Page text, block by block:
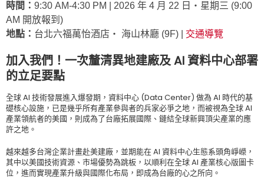
時間： 9:30 AM-4:30 PM | 2026 年 4 月 22 日‧星期三 (9:00
AM 開放報到)
地點： 台北六福萬怡酒店‧ 海山林廳 (9F) | 交通導覽
加入我們！一次釐清異地建廠及 AI 資料中心部署
的立足要點
全球 AI 技術發展進入爆發期，資料中心 (Data Center) 做為 AI 時代的基
礎核心設施，已是幾乎所有產業參與者的兵家必爭之地，而被視為全球 AI
產業領航者的美國，則成為了台廠拓展國際、鏈結全球新興頂尖產業的應
許之地。
越來越多台灣企業計畫赴美建廠，並期能在 AI 資料中心生態系頭角崢嶸，
其中以美國技術資源、市場優勢為跳板，以順利在全球 AI 產業核心版圖卡
位，進而實現產業升級與國際化布局，即成為台廠的心之所向。